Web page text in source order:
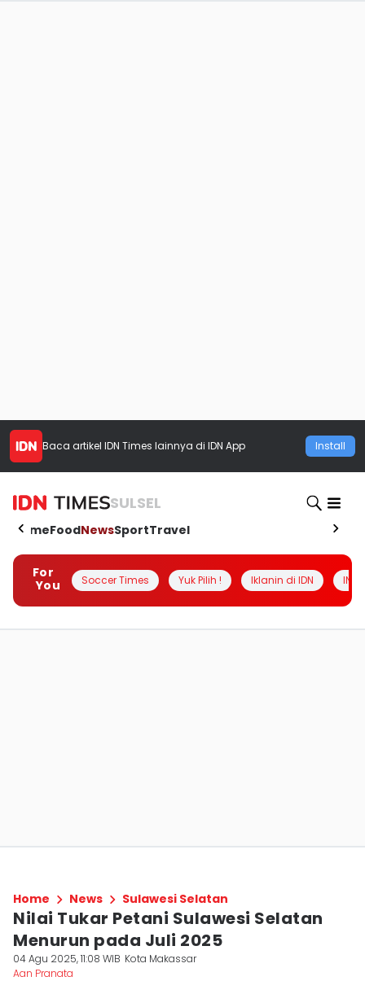
Baca artikel IDN Times lainnya di IDN App Install
SULSEL
HomeFoodNewsSportTravel
For
You
Soccer Times Yuk Pilih ! Iklanin di IDN
Home News Sulawesi Selatan
Nilai Tukar Petani Sulawesi Selatan
Menurun pada Juli 2025
04 Agu 2025, 11:08 WIB Kota Makassar
Aan Pranata